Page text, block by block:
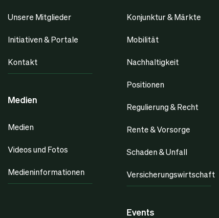
Unsere Mitglieder
Initiativen & Portale
Kontakt
Medien
Medien
Videos und Fotos
Medieninformationen
Konjunktur & Märkte
Mobilität
Nachhaltigkeit
Positionen
Regulierung & Recht
Rente & Vorsorge
Schaden & Unfall
Versicherungswirtschaft
Events